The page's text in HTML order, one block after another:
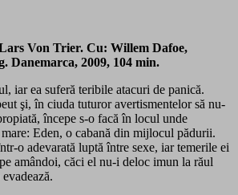
Von Trier. Cu: Willem Dafoe,
Danemarca, 2009, 104 min.
iar ea suferă teribile atacuri de panică.
şi, în ciuda tuturor avertismentelor să nu-
începe s-o facă în locul unde
Eden, o cabană din mijlocul pădurii.
o adevarată luptă între sexe, iar temerile ei
amândoi, căci el nu-i deloc imun la răul